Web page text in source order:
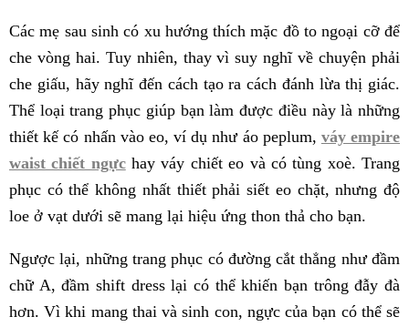
Các mẹ sau sinh có xu hướng thích mặc đồ to ngoại cỡ để
che vòng hai. Tuy nhiên, thay vì suy nghĩ về chuyện phải
che giấu, hãy nghĩ đến cách tạo ra cách đánh lừa thị giác.
Thể loại trang phục giúp bạn làm được điều này là những
thiết kế có nhấn vào eo, ví dụ như áo peplum, váy empire
waist chiết ngựchay váy chiết eo và có tùng xoè. Trang
phục có thể không nhất thiết phải siết eo chặt, nhưng độ
loe ở vạt dưới sẽ mang lại hiệu ứng thon thả cho bạn.
Ngược lại, những trang phục có đường cắt thẳng như đầm
chữ A, đầm shift dress lại có thể khiến bạn trông đẫy đà
hơn. Vì khi mang thai và sinh con, ngực của bạn có thể sẽ